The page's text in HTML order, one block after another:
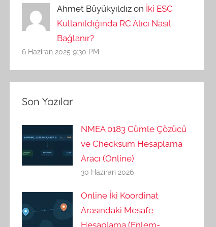
Ahmet Büyükyıldız on İki ESC
Kullanıldığında RC Alıcı Nasıl
Bağlanır?
6 Haziran 2025 9:30 PM
Son Yazılar
NMEA 0183 Cümle Çözücü
ve Checksum Hesaplama
Aracı (Online)
30 Haziran 2026
Online İki Koordinat
Arasındaki Mesafe